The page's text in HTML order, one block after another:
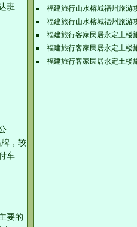
班
，较
车
要的
福建旅行山水榕城福州旅游
福建旅行山水榕城福州旅游
福建旅行客家民居永定土楼
福建旅行客家民居永定土楼
福建旅行客家民居永定土楼